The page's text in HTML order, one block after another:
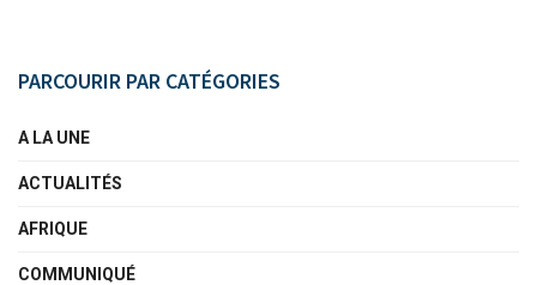
PARCOURIR PAR CATÉGORIES
A LA UNE
ACTUALITÉS
AFRIQUE
COMMUNIQUÉ